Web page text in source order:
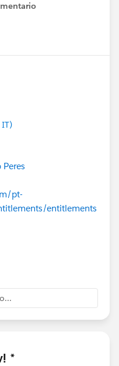
problema e
reportou o
forums/?
alguem
Peres
pt-
entitlements
*